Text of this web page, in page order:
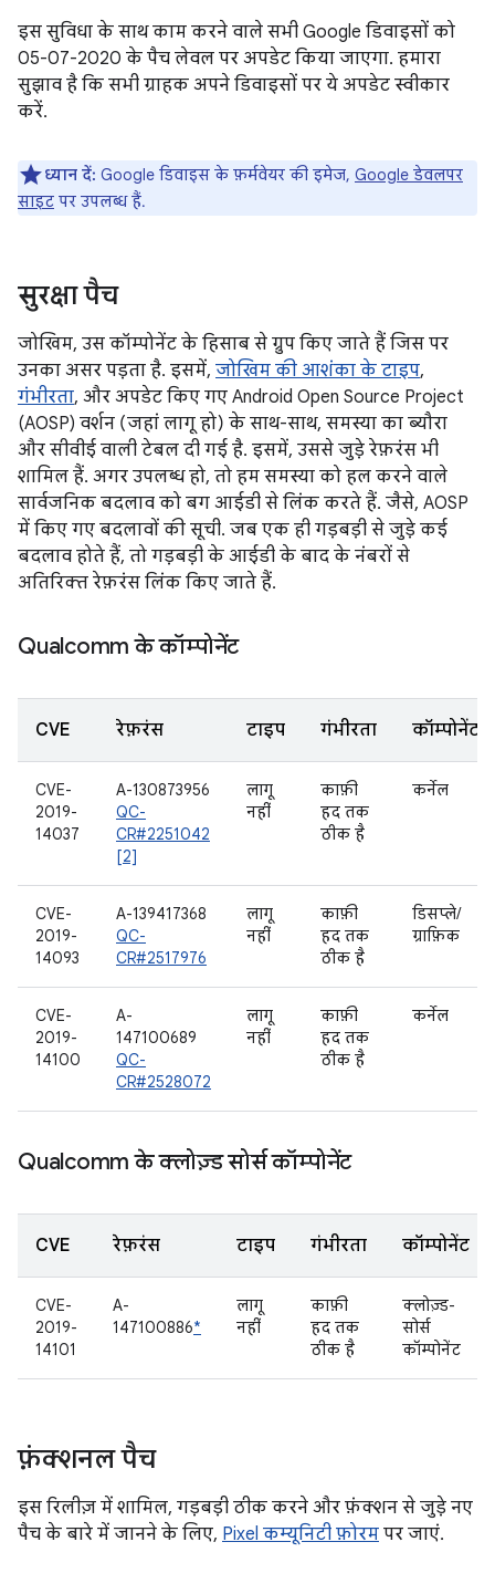
इस सुविधा के साथ काम करने वाले सभी Google डिवाइसों को
05-07-2020 के पैच लेवल पर अपडेट किया जाएगा. हमारा
सुझाव है कि सभी ग्राहक अपने डिवाइसों पर ये अपडेट स्वीकार
करें.
ध्यान दें: Google डिवाइस के फ़र्मवेयर की इमेज, Google डेवलपर
साइट पर उपलब्ध हैं.
सुरक्षा पैच
जोखिम, उस कॉम्पोनेंट के हिसाब से ग्रुप किए जाते हैं जिस पर
उनका असर पड़ता है. इसमें, जोखिम की आशंका के टाइप,
गंभीरता, और अपडेट किए गए Android Open Source Project
(AOSP) वर्शन (जहां लागू हो) के साथ-साथ, समस्या का ब्यौरा
और सीवीई वाली टेबल दी गई है. इसमें, उससे जुड़े रेफ़रंस भी
शामिल हैं. अगर उपलब्ध हो, तो हम समस्या को हल करने वाले
सार्वजनिक बदलाव को बग आईडी से लिंक करते हैं. जैसे, AOSP
में किए गए बदलावों की सूची. जब एक ही गड़बड़ी से जुड़े कई
बदलाव होते हैं, तो गड़बड़ी के आईडी के बाद के नंबरों से
अतिरिक्त रेफ़रंस लिंक किए जाते हैं.
Qualcomm के कॉम्पोनेंट
CVE रेफ़रंस टाइप गंभीरता कॉम्पोनेंट
CVE-
2019-
14037
A-130873956
QC-
CR#2251042
[2]
लागू
नहीं
काफ़ी
हद तक
ठीक है
कर्नेल
CVE-
2019-
14093
A-139417368
QC-
CR#2517976
लागू
नहीं
काफ़ी
हद तक
ठीक है
डिसप्ले/
ग्राफ़िक
CVE-
2019-
14100
A-
147100689
QC-
CR#2528072
लागू
नहीं
काफ़ी
हद तक
ठीक है
कर्नेल
Qualcomm के क्लोज़्ड सोर्स कॉम्पोनेंट
CVE रेफ़रंस टाइप गंभीरता कॉम्पोनेंट
CVE-
2019-
14101
A-
147100886*
लागू
नहीं
काफ़ी
हद तक
ठीक है
क्लोज़्ड-
सोर्स
कॉम्पोनेंट
फ़ंक्शनल पैच
इस रिलीज़ में शामिल, गड़बड़ी ठीक करने और फ़ंक्शन से जुड़े नए
पैच के बारे में जानने के लिए, Pixel कम्यूनिटी फ़ोरम पर जाएं.